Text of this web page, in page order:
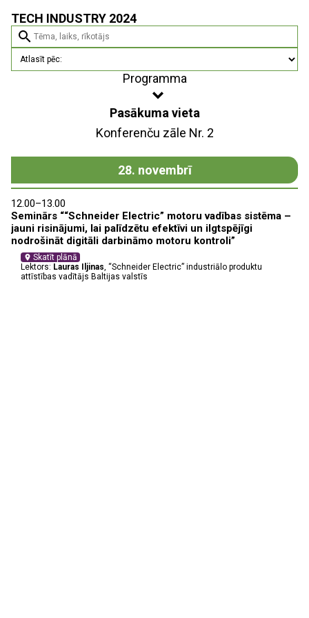
TECH INDUSTRY 2024
search
Programma
Pasākuma vieta
Konferenču zāle Nr. 2
28. novembrī
12.00–13.00
Seminārs ““Schneider Electric” motoru vadības sistēma –
jauni risinājumi, lai palīdzētu efektīvi un ilgtspējīgi
nodrošināt digitāli darbināmo motoru kontroli”
location_on Skatīt plānā
Lektors: Lauras Iljinas, “Schneider Electric” industriālo produktu
attīstības vadītājs Baltijas valstīs